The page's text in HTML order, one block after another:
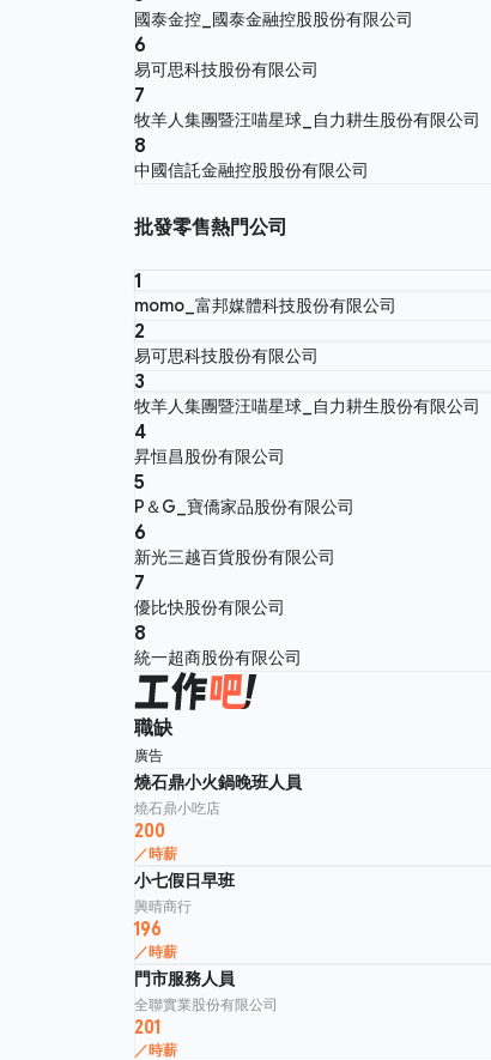
國泰金控_國泰金融控股股份有限公司
6
易可思科技股份有限公司
7
牧羊人集團暨汪喵星球_自力耕生股份有限公司
8
中國信託金融控股股份有限公司
批發零售熱門公司
1
momo_富邦媒體科技股份有限公司
2
易可思科技股份有限公司
3
牧羊人集團暨汪喵星球_自力耕生股份有限公司
4
昇恒昌股份有限公司
5
P＆G_寶僑家品股份有限公司
6
新光三越百貨股份有限公司
7
優比快股份有限公司
8
統一超商股份有限公司
職缺
廣告
燒石鼎小火鍋晚班人員
燒石鼎小吃店
200
／時薪
小七假日早班
興晴商行
196
／時薪
門市服務人員
全聯實業股份有限公司
201
／時薪